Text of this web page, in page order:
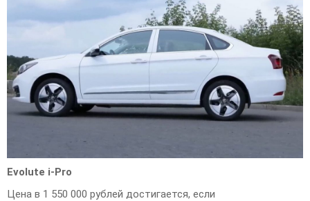
Evolute i-Pro
Цена в 1 550 000 рублей достигается, если